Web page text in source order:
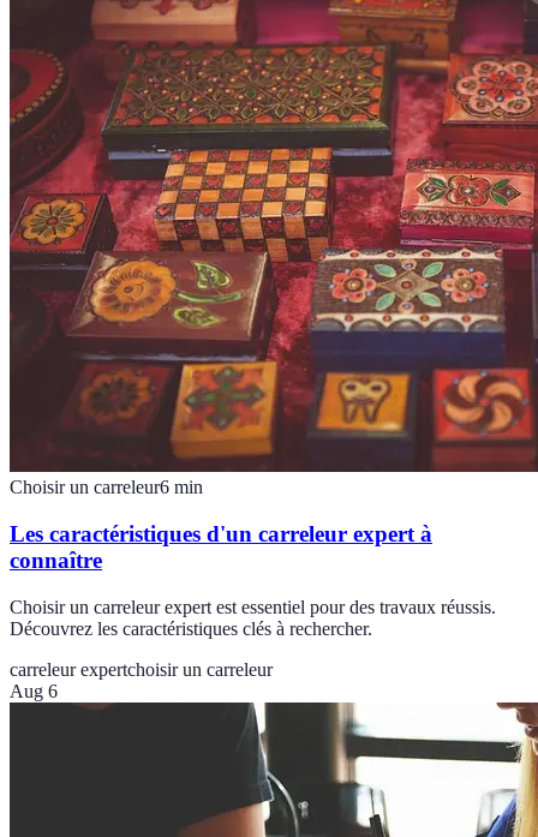
Choisir un carreleur6 min
Les caractéristiques d'un carreleur expert à
connaître
Choisir un carreleur expert est essentiel pour des travaux réussis.
Découvrez les caractéristiques clés à rechercher.
carreleur expertchoisir un carreleur
Aug 6